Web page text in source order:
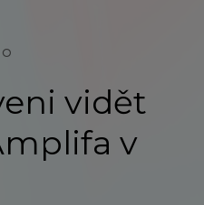
vidět
v